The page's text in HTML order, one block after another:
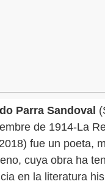
Parra Sandoval
de 1914-La
fue un poeta,
cuya obra ha
en la literatura